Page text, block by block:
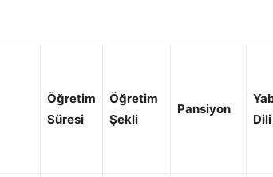
Öğretim
Süresi
Öğretim
Şekli
Pansiyon
Dili